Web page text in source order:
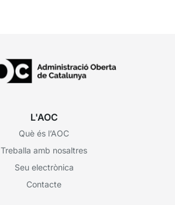
L'AOC
Què és l’AOC
Treballa amb nosaltres
Seu electrònica
Contacte